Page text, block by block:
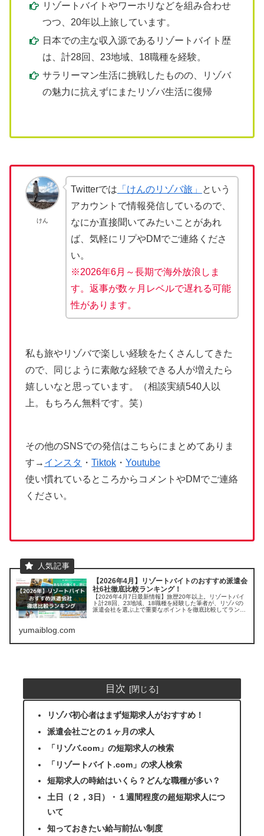
リゾートバイトやワーホリなどを組み合わせ
つつ、20年以上旅しています。
日本での主な収入源であるリゾートバイト歴
は、計28回、23地域、18職種を経験。
サラリーマン生活に挑戦したものの、リゾバ
の魅力に抗えずにまたリゾバ生活に復帰
けん
Twitterでは 「けんのリゾバ旅」
という
アカウントで情報発信しているので、
なにか直接聞いてみたいことがあれ
ば、気軽にリプやDMでご連絡くださ
い。
※2026年6月～長期で海外放浪しま
す。返事が数ヶ月レベルで遅れる可能
性があります。
私も旅やリゾバで楽しい経験をたくさんしてきた
ので、同じように素敵な経験できる人が増えたら
嬉しいなと思っています。（相談実績540人以
上。もちろん無料です。笑）
その他のSNSでの発信はこちらにまとめてありま
す→ インスタ ・ Tiktok ・ Youtube
使い慣れているところからコメントやDMでご連絡
ください。
【2026年4月】リゾートバイトのおすすめ派遣会
社6社徹底比較ランキング！
【2026年4月7日最新情報】旅歴20年以上。リゾートバイ
ト計28回、23地域、18職種を経験した筆者が、リゾバの
派遣会社を選ぶ上で重要なポイントを徹底比較してランキ
yumaiblog.com
目次
リゾバ初心者はまず短期求人がおすすめ！
派遣会社ごとの１ヶ月の求人
「リゾバ.com」の短期求人の検索
「リゾートバイト.com」の求人検索
短期求人の時給はいくら？どんな職種が多い？
土日（２，3日）・１週間程度の超短期求人につ
いて
知っておきたい給与前払い制度